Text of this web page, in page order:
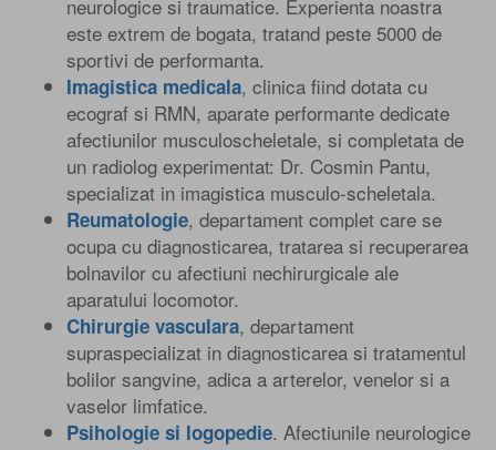
neurologice si traumatice. Experienta noastra
este extrem de bogata, tratand peste 5000 de
sportivi de performanta.
Imagistica medicala, clinica fiind dotata cu
ecograf si RMN, aparate performante dedicate
afectiunilor musculoscheletale, si completata de
un radiolog experimentat: Dr. Cosmin Pantu,
specializat in imagistica musculo-scheletala.
Reumatologie, departament complet care se
ocupa cu diagnosticarea, tratarea si recuperarea
bolnavilor cu afectiuni nechirurgicale ale
aparatului locomotor.
Chirurgie vasculara, departament
supraspecializat in diagnosticarea si tratamentul
bolilor sangvine, adica a arterelor, venelor si a
vaselor limfatice.
Psihologie si logopedie. Afectiunile neurologice